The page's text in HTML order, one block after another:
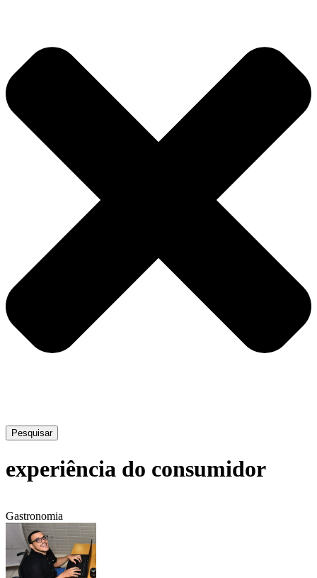
Pesquisar
experiência do consumidor
Gastronomia